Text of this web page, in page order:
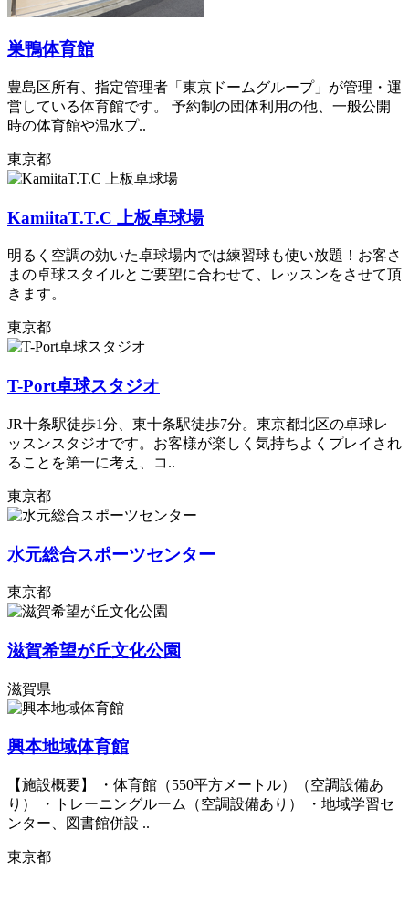
巣鴨体育館
豊島区所有、指定管理者「東京ドームグループ」が管理・運
営している体育館です。 予約制の団体利用の他、一般公開
時の体育館や温水プ..
東京都
KamiitaT.T.C 上板卓球場
明るく空調の効いた卓球場内では練習球も使い放題！お客さ
まの卓球スタイルとご要望に合わせて、レッスンをさせて頂
きます。
東京都
T-Port卓球スタジオ
JR十条駅徒歩1分、東十条駅徒歩7分。東京都北区の卓球レ
ッスンスタジオです。お客様が楽しく気持ちよくプレイされ
ることを第一に考え、コ..
東京都
水元総合スポーツセンター
東京都
滋賀希望が丘文化公園
滋賀県
興本地域体育館
【施設概要】 ・体育館（550平方メートル）（空調設備あ
り） ・トレーニングルーム（空調設備あり） ・地域学習セ
ンター、図書館併設 ..
東京都